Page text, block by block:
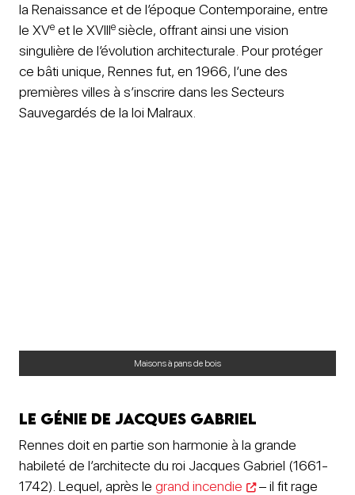
la Renaissance et de l’époque Contemporaine, entre
le XVe et le XVIIIesiècle, offrant ainsi une vision
singulière de l’évolution architecturale. Pour protéger
ce bâti unique, Rennes fut, en 1966, l’une des
premières villes à s’inscrire dans les Secteurs
Sauvegardés de la loi Malraux.
Maisons à pans de bois
Le génie de Jacques Gabriel
Rennes doit en partie son harmonie à la grande
habileté de l’architecte du roi Jacques Gabriel (1661-
1742). Lequel, après le grand incendie
– il fit rage